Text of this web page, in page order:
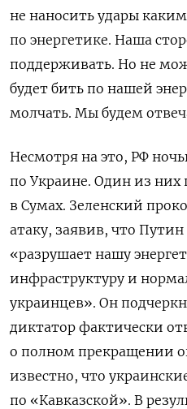
не наносить удары
по энергетике. Наша
поддерживать. Но не
будет бить по нашей
молчать. Мы будем
Несмотря на это, РФ
по Украине. Один из них
в Сумах. Зеленский
атаку, заявив, что
«разрушает нашу
инфраструктуру и
украинцев». Он
диктатор фактически
о полном прекращении
известно, что
по «Кавказской». В